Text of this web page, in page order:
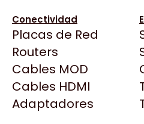
Conectividad
Placas de Red
Routers
Cables MOD
Cables HDMI
Adaptadores
Deepcool
Dell
EVGA
Gamemax
Genesis
Genius
Click Gaming
Compufan Store
Dinobyte
Full H4rd
Gaming City
Gezatek